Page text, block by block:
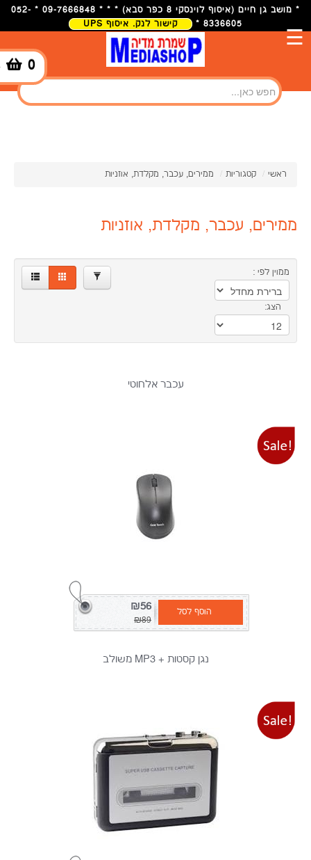
* מושב גן חיים (איסוף לוינסקי 8 כפר סבא) * * * 09-7666848 * 052-
8336605 *
קישור לנק. איסוף UPS
0
☰
ראשי / קטגוריות / ממירים, עכבר, מקלדת, אוזניות
ממירים, עכבר, מקלדת, אוזניות
ממוין לפי :
הצג:
עכבר אלחוטי
הוסף לסל ₪56
₪89
נגן קסטות + MP3 משולב
×
מותגים